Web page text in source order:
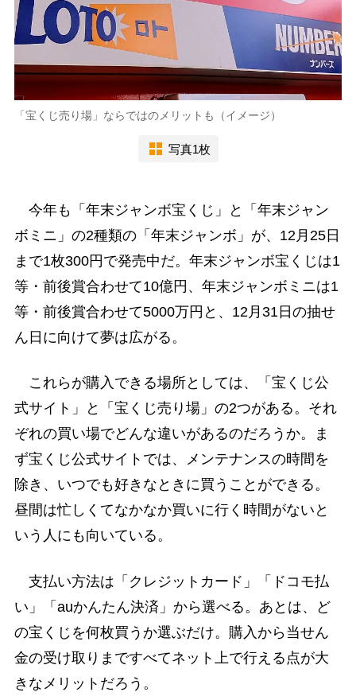
「宝くじ売り場」ならではのメリットも（イメージ）
写真1枚
今年も「年末ジャンボ宝くじ」と「年末ジャン
ボミニ」の2種類の「年末ジャンボ」が、12月25日
まで1枚300円で発売中だ。年末ジャンボ宝くじは1
等・前後賞合わせて10億円、年末ジャンボミニは1
等・前後賞合わせて5000万円と、12月31日の抽せ
ん日に向けて夢は広がる。
これらが購入できる場所としては、「宝くじ公
式サイト」と「宝くじ売り場」の2つがある。それ
ぞれの買い場でどんな違いがあるのだろうか。ま
ず宝くじ公式サイトでは、メンテナンスの時間を
除き、いつでも好きなときに買うことができる。
昼間は忙しくてなかなか買いに行く時間がないと
いう人にも向いている。
支払い方法は「クレジットカード」「ドコモ払
い」「auかんたん決済」から選べる。あとは、ど
の宝くじを何枚買うか選ぶだけ。購入から当せん
金の受け取りまですべてネット上で行える点が大
きなメリットだろう。